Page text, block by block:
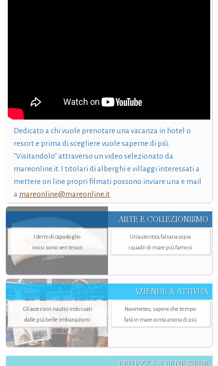
Dedicato a chi vuole prenotare una vacanza in hotel o
resort e prima di scegliere vuole saperne di più.
"Visitandolo" attraverso un video selezionato da
mareonline.it. I titolari di alberghi e villaggi interessati a
mettere on line propri filmati possono inviare una e mail
a mareonline@mareonline.it
ARTE E COLLEZIONISMO
I denti di capodoglio
incisi sono veri tesori
Un’autentica falsaria copia
i quadri di mare più famosi
AZIENDE & ATTIVITÀ
Gli accessori nautici indossati
dalle più belle imbarcazioni
Navimeteo, sapere che tempo
farà in mare conta ancora di più
BELLEZZA & BENESSERE